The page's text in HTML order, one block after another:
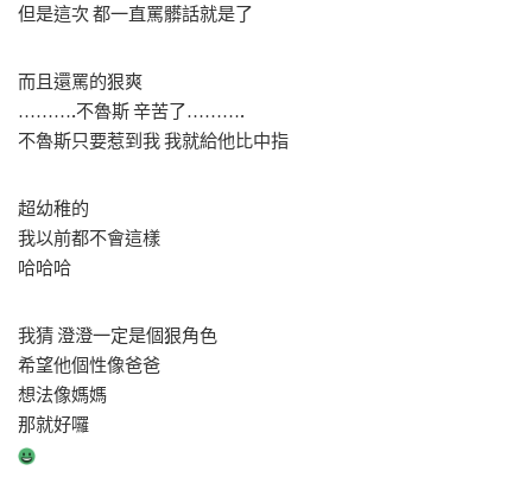
但是這次 都一直罵髒話就是了
而且還罵的狠爽
……….不魯斯 辛苦了……….
不魯斯只要惹到我 我就給他比中指
超幼稚的
我以前都不會這樣
哈哈哈
我猜 澄澄一定是個狠角色
希望他個性像爸爸
想法像媽媽
那就好囉